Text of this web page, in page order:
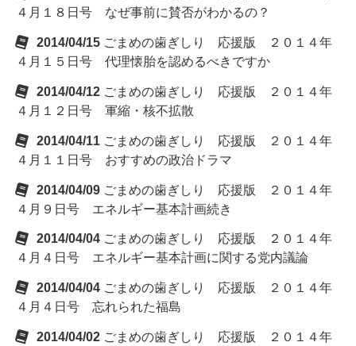
４月１８日号 なぜ事前に賛否がわかるの？
2014/04/15 ごまめの歯ぎしり 応援版 ２０１４年
４月１５日号 代理懐胎を認めるべきですか
2014/04/12 ごまめの歯ぎしり 応援版 ２０１４年
４月１２日号 軍縮・核不拡散
2014/04/11 ごまめの歯ぎしり 応援版 ２０１４年
４月１１日号 おすすめの政治ドラマ
2014/04/09 ごまめの歯ぎしり 応援版 ２０１４年
４月９日号 エネルギー基本計画続き
2014/04/04 ごまめの歯ぎしり 応援版 ２０１４年
４月４日号 エネルギー基本計画に関する党内議論
2014/04/04 ごまめの歯ぎしり 応援版 ２０１４年
４月４日号 忘れられた福島
2014/04/02 ごまめの歯ぎしり 応援版 ２０１４年